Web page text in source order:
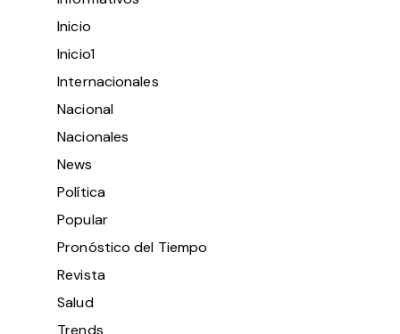
Inicio
Inicio1
Internacionales
Nacional
Nacionales
News
Política
Popular
Pronóstico del Tiempo
Revista
Salud
Trends